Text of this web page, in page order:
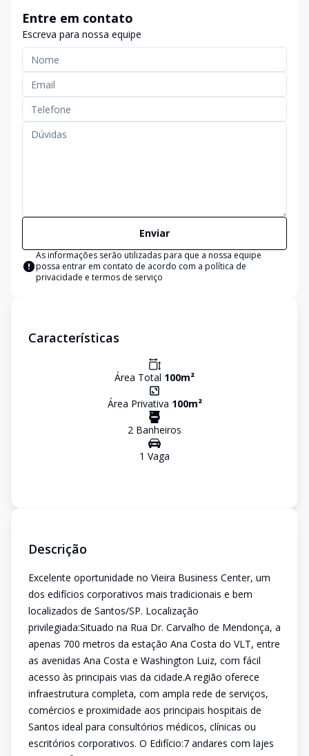
Entre em contato
Escreva para nossa equipe
Enviar
As informações serão utilizadas para que a nossa equipe
possa entrar em contato de acordo com a política de
privacidade e termos de serviço
Características
Área Total 100m²
Área Privativa 100m²
2 Banheiros
1 Vaga
Descrição
Excelente oportunidade no Vieira Business Center, um
dos edifícios corporativos mais tradicionais e bem
localizados de Santos/SP. Localização
privilegiada:Situado na Rua Dr. Carvalho de Mendonça, a
apenas 700 metros da estação Ana Costa do VLT, entre
as avenidas Ana Costa e Washington Luiz, com fácil
acesso às principais vias da cidade.A região oferece
infraestrutura completa, com ampla rede de serviços,
comércios e proximidade aos principais hospitais de
Santos ideal para consultórios médicos, clínicas ou
escritórios corporativos. O Edifício:7 andares com lajes